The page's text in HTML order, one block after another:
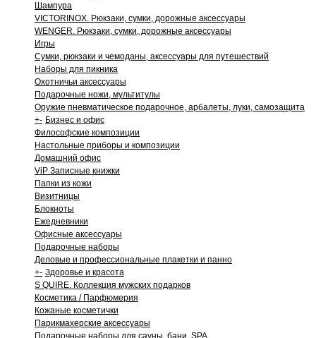
Шампура
VICTORINOX. Рюкзаки, сумки, дорожные аксессуары
WENGER. Рюкзаки, сумки, дорожные аксессуары
Игры
Сумки, рюкзаки и чемоданы, аксессуары для путешествий
Наборы для пикника
Охотничьи аксессуары
Подарочные ножи, мультитулы
Оружие пневматическое подарочное, арбалеты, луки, самозащита
+- Бизнес и офис
Философские композиции
Настольные приборы и композиции
Домашний офис
ViP Записные книжки
Папки из кожи
Визитницы
Блокноты
Ежедневники
Офисные аксессуары
Подарочные наборы
Деловые и профессиональные плакетки и панно
+- Здоровье и красота
S QUIRE. Коллекция мужских подарков
Косметика / Парфюмерия
Кожаные косметички
Парикмахерские аксессуары
Подарочные наборы для сауны, бани, SPA